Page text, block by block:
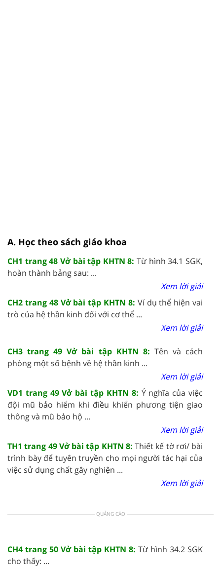
A. Học theo sách giáo khoa
CH1 trang 48 Vở bài tập KHTN 8:Từ hình 34.1 SGK,
hoàn thành bảng sau: ...
Xem lời giải
CH2 trang 48 Vở bài tập KHTN 8: Ví dụ thể hiện vai
trò của hệ thần kinh đối với cơ thể ...
Xem lời giải
CH3 trang 49 Vở bài tập KHTN 8: Tên và cách
phòng một số bệnh về hệ thần kinh ...
Xem lời giải
VD1 trang 49 Vở bài tập KHTN 8: Ý nghĩa của việc
đội mũ bảo hiểm khi điều khiển phương tiện giao
thông và mũ bảo hộ ...
Xem lời giải
TH1 trang 49 Vở bài tập KHTN 8: Thiết kế tờ rơi/ bài
trình bày để tuyên truyền cho mọi người tác hại của
việc sử dụng chất gây nghiện ...
Xem lời giải
QUẢNG CÁO
CH4 trang 50 Vở bài tập KHTN 8: Từ hình 34.2 SGK
cho thấy: ...